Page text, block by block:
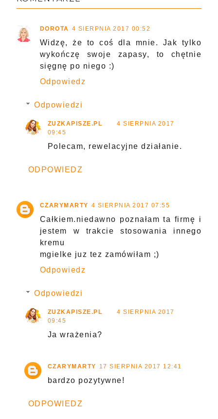
DOROTA 4 SIERPNIA 2017 00:52
Widzę, że to coś dla mnie. Jak tylko
wykończę swoje zapasy, to chętnie
sięgnę po niego :)
Odpowiedz
Odpowiedzi
ZUZKAPISZE.PL
4 SIERPNIA 2017
09:45
Polecam, rewelacyjne działanie.
ODPOWIEDZ
CZARYMARTY 4 SIERPNIA 2017 07:55
Całkiem.niedawno poznałam ta firmę i
jestem w trakcie stosowania innego
kremu
mgielke juz tez zamówiłam ;)
Odpowiedz
Odpowiedzi
ZUZKAPISZE.PL
4 SIERPNIA 2017
09:45
Ja wrażenia?
CZARYMARTY 17 SIERPNIA 2017 12:41
bardzo pozytywne!
ODPOWIEDZ